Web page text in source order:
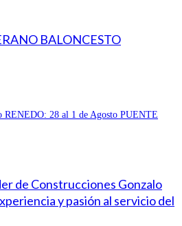
BALONCESTO
28 al 1 de Agosto PUENTE
de Construcciones Gonzalo
y pasión al servicio del